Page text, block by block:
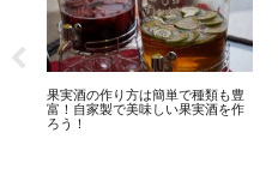
果実酒の作り方は簡単で種類も豊
富！自家製で美味しい果実酒を作
ろう！